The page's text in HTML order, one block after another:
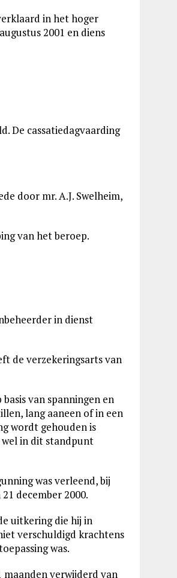
in het hoger
2001 en diens
De cassatiedagvaarding
door mr. A.J. Swelheim,
van het beroep.
in dienst
de verzekeringsarts van
van spanningen en
lang aaneen of in een
wordt gehouden is
wel in dit standpunt
was verleend, bij
december 2000.
uitkering die hij in
verschuldigd krachtens
was.
maanden verwijderd van